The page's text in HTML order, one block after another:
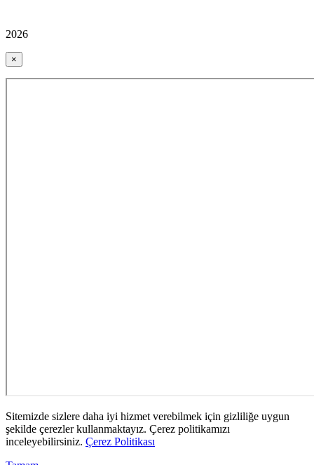
2026
×
Sitemizde sizlere daha iyi hizmet verebilmek için gizliliğe uygun
şekilde çerezler kullanmaktayız. Çerez politikamızı
inceleyebilirsiniz. Çerez Politikası